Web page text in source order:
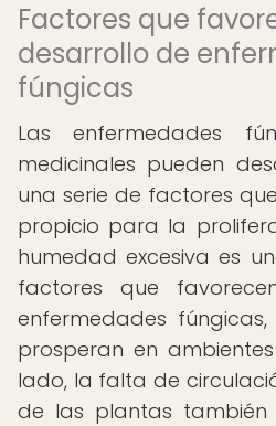
Factores que
desarrollo de
fúngicas
Las enfermedades
medicinales pueden
una serie de factores
propicio para la
humedad excesiva es
factores que
enfermedades
prosperan en
lado, la falta de
de las plantas también